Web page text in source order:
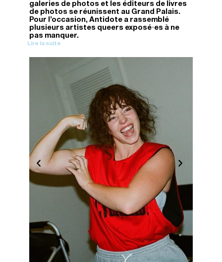
galeries de photos et les éditeurs de livres
de photos se réunissent au Grand Palais.
Pour l’occasion, Antidote a rassemblé
plusieurs artistes queers exposé·es à ne
pas manquer.
Lire la suite